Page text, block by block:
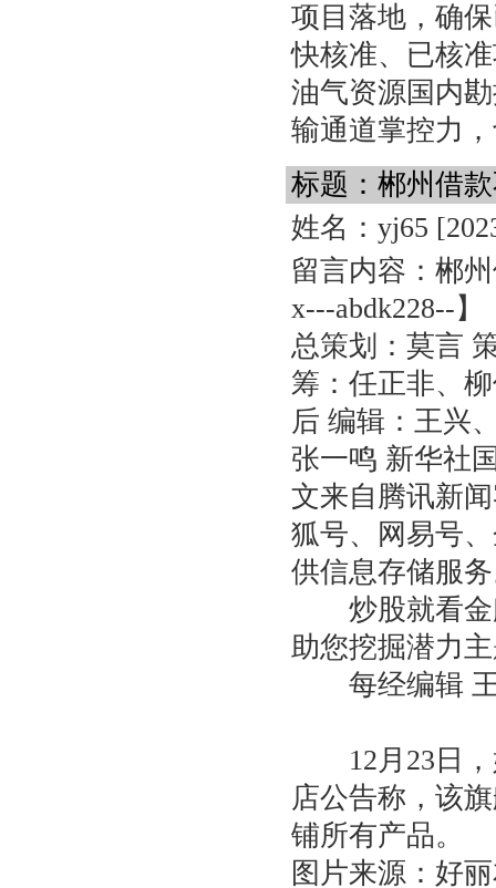
项目落地，确
快核准、已核
油气资源国内
输通道掌控力
标题：郴州借
姓名：yj65
留言内容：郴
x---abdk228--】
总策划：莫言
筹：任正非、
后 编辑：王兴
张一鸣 新华社
文来自腾讯新
狐号、网易号
供信息存储服
炒股就看金
助您挖掘潜力
每经编辑
12月23日，
店公告称，该
铺所有产品。
图片来源：好